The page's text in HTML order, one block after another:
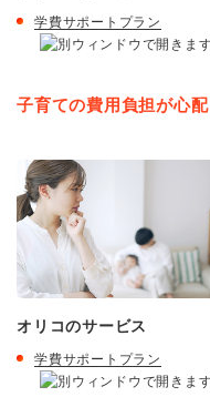
学費サポートプラン
子育ての費用負担が心配
オリコのサービス
学費サポートプラン